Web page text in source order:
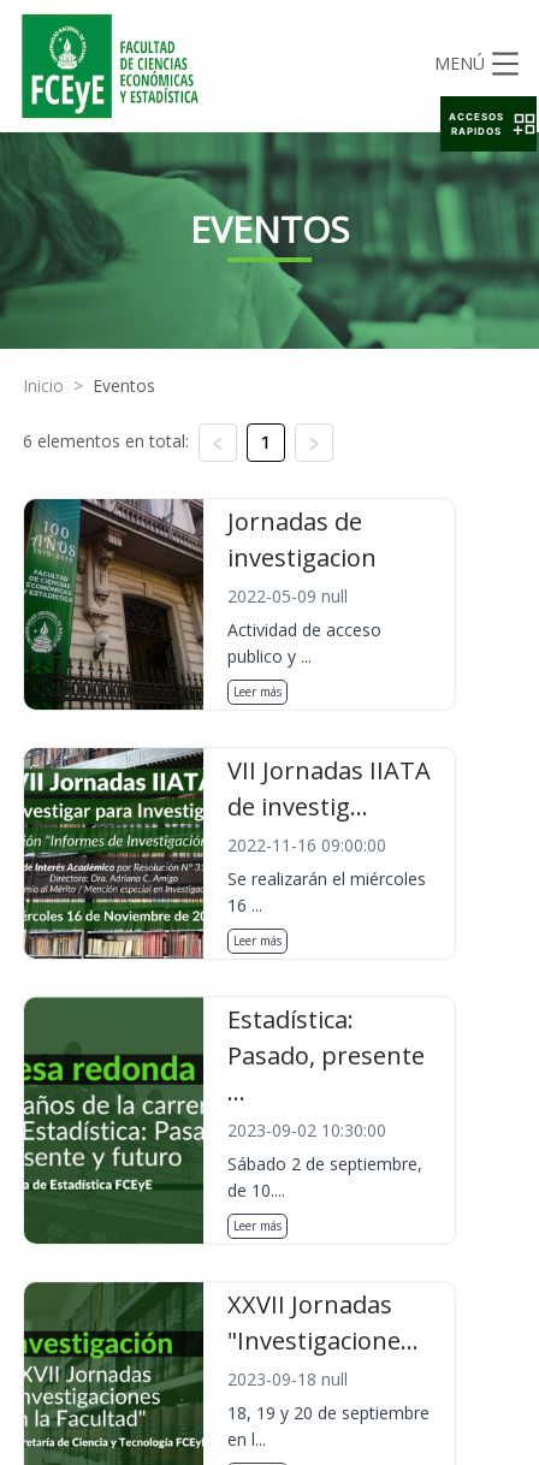
MENÚ
EVENTOS
Inicio > Eventos
6 elementos en total: 1
Jornadas de
investigacion
2022-05-09 null
Actividad de acceso
publico y ...
Leer más
VII Jornadas IIATA
de investig...
2022-11-16 09:00:00
Se realizarán el miércoles
16 ...
Leer más
Estadística:
Pasado, presente
...
2023-09-02 10:30:00
Sábado 2 de septiembre,
de 10....
Leer más
XXVII Jornadas
"Investigacione...
2023-09-18 null
18, 19 y 20 de septiembre
en l...
ACCESOS
RAPIDOS